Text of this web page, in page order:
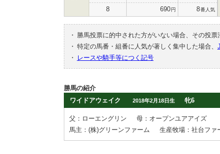
8 690円 8番人気
・
勝馬投票に的中された方がいない場合、その投
・ 特定の馬番・組番に人気が著しく集中した場合、
・
レースや騎手等につく記号
勝馬の紹介
ワイドアウェイク
2018年2月18日生 牝6
父：ローエングリン
母：オープンユアアイズ
馬主：(株)グリーンファーム
生産牧場：社台ファ